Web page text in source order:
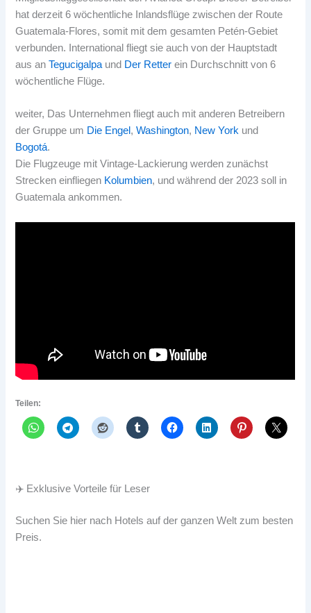
hat derzeit 6 wöchentliche Inlandsflüge zwischen der Route
Guatemala-Flores, somit mit dem gesamten Petén-Gebiet
verbunden. International fliegt sie auch von der Hauptstadt
aus anTegucigalpa und Der Retter ein Durchschnitt von 6
wöchentliche Flüge.
weiter, Das Unternehmen fliegt auch mit anderen Betreibern
der Gruppe um Die Engel ,Washington, New York und
Bogotá.
Die Flugzeuge mit Vintage-Lackierung werden zunächst
Strecken einfliegen Kolumbien, und während der 2023 soll in
Guatemala ankommen.
Teilen:
✈️ Exklusive Vorteile für Leser
Suchen Sie hier nach Hotels auf der ganzen Welt zum besten
Preis.